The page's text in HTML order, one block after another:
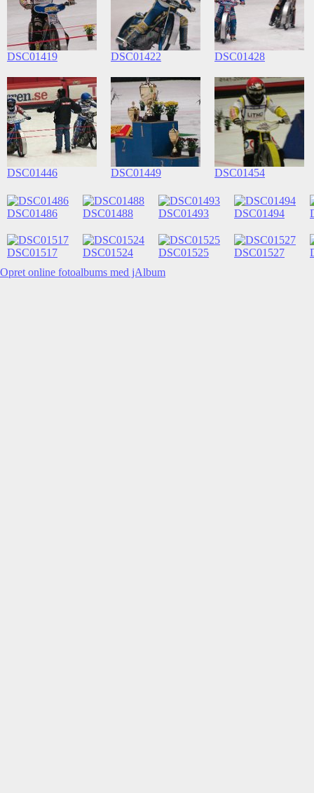
DSC01419 DSC01422 DSC01428
DSC01446 DSC01449 DSC01454
DSC01486 DSC01488 DSC01493 DSC01494
DSC01517 DSC01524 DSC01525 DSC01527
Opret online fotoalbums med jAlbum